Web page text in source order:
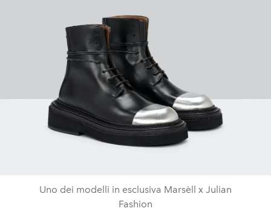
Uno dei modelli in esclusiva Marsèll x Julian
Fashion